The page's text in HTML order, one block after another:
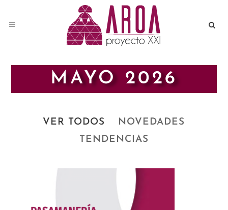
MAYO 2026
VER TODOS
NOVEDADES
TENDENCIAS